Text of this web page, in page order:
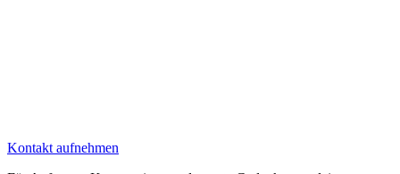
Kontakt aufnehmen